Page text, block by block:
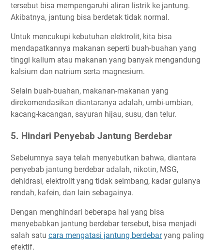
tersebut bisa mempengaruhi aliran listrik ke jantung.
Akibatnya, jantung bisa berdetak tidak normal.
Untuk mencukupi kebutuhan elektrolit, kita bisa
mendapatkannya makanan seperti buah-buahan yang
tinggi kalium atau makanan yang banyak mengandung
kalsium dan natrium serta magnesium.
Selain buah-buahan, makanan-makanan yang
direkomendasikan diantaranya adalah, umbi-umbian,
kacang-kacangan, sayuran hijau, susu, dan telur.
5. Hindari Penyebab Jantung Berdebar
Sebelumnya saya telah menyebutkan bahwa, diantara
penyebab jantung berdebar adalah, nikotin, MSG,
dehidrasi, elektrolit yang tidak seimbang, kadar gulanya
rendah, kafein, dan lain sebagainya.
Dengan menghindari beberapa hal yang bisa
menyebabkan jantung berdebar tersebut, bisa menjadi
salah satu cara mengatasi jantung berdebaryang paling
efektif.